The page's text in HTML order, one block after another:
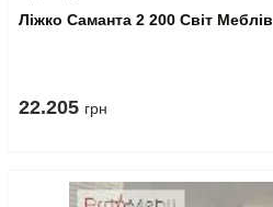
Ліжко Саманта 2 200 Світ Меблів
22.205 грн